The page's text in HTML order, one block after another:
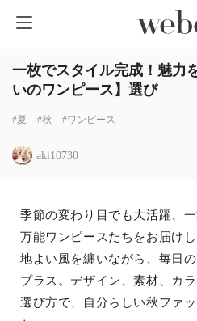
一枚でスタイル完成！魅力
いのワンピース】選び
#夏 #秋 #ワンピース
aki10730
季節の変わり目でも大活躍、
万能ワンピースたちをお届け
地よい風を纏いながら、毎日
プラス。デザイン、素材、カ
選び方で、自分らしい秋ファ